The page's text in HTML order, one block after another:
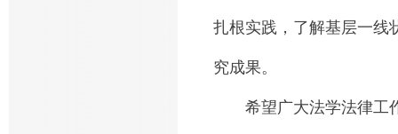
扎根实践，了解基层一线
究成果。
希望广大法学法律工作